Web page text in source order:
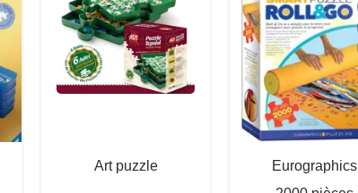
Art puzzle
Eurographics